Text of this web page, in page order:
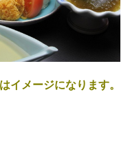
メージになります。